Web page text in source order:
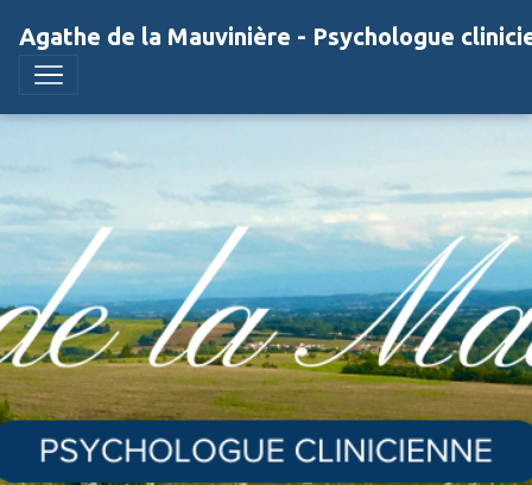
Agathe de la Mauvinière - Psychologue